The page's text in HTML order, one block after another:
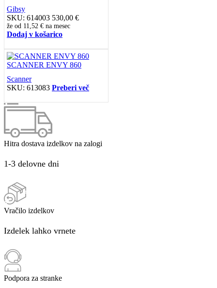
Gibsy
SKU: 614003 530,00 €
že od 11,52 € na mesec
Dodaj v košarico
SCANNER ENVY 860
Scanner
SKU: 613083 Preberi več
Hitra dostava izdelkov na zalogi
1-3 delovne dni
Vračilo izdelkov
Izdelek lahko vrnete
Podpora za stranke